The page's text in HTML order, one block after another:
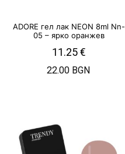
ADORE гел лак NEON 8ml Nn-
05 – ярко оранжев
11.25€
22.00 BGN